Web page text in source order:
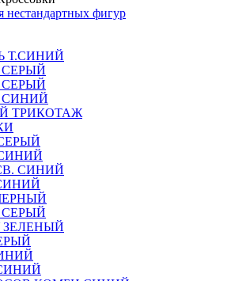
нестандартных фигур
Т.СИНИЙ
СИНИЙ
ТРИКОТАЖ
СИНИЙ